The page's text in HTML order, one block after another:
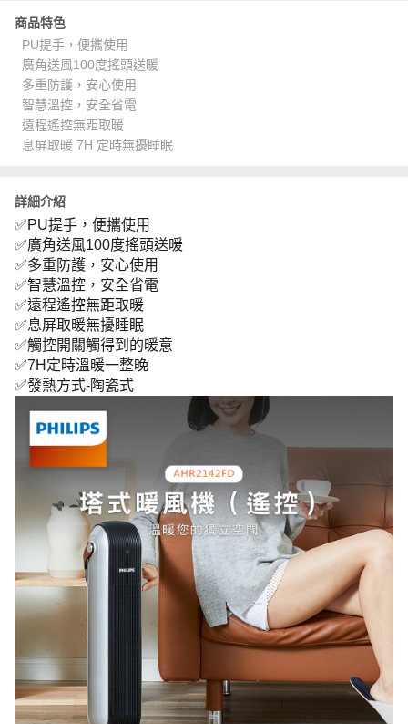
商品特色
PU提手，便攜使用
廣角送風100度搖頭送暖
多重防護，安心使用
智慧溫控，安全省電
遠程遙控無距取暖
息屏取暖 7H 定時無擾睡眠
詳細介紹
✅PU提手，便攜使用
✅廣角送風100度搖頭送暖
✅多重防護，安心使用
✅智慧溫控，安全省電
✅遠程遙控無距取暖
✅息屏取暖無擾睡眠
✅觸控開關觸得到的暖意
✅7H定時溫暖一整晚
✅發熱方式-陶瓷式